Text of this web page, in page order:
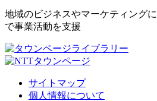
地域のビジネスやマーケティング
で事業活動を支援
サイトマップ
個人情報について